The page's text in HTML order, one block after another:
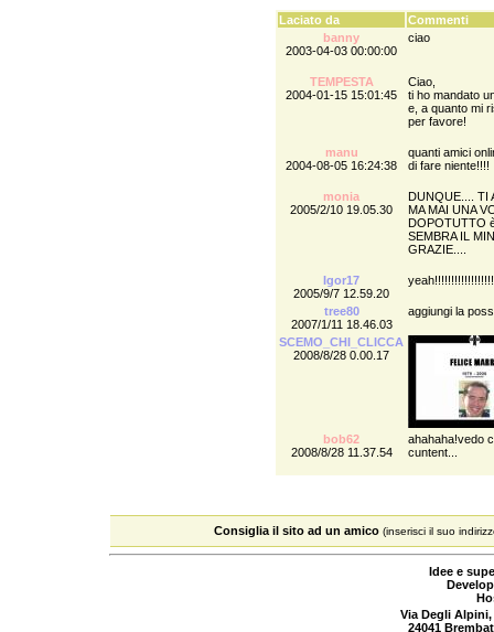
Laciato da
Commenti
banny
2003-04-03 00:00:00
ciao
TEMPESTA
2004-01-15 15:01:45
Ciao,
ti ho mandato
e, a quanto mi
per favore!
manu
2004-08-05 16:24:38
quanti amici
di fare niente!!!!
monia
2005/2/10 19.05.30
DUNQUE.... TI
MA MAI UNA
DOPOTUTTO
SEMBRA IL
GRAZIE....
Igor17
2005/9/7 12.59.20
tree80
2007/1/11 18.46.03
aggiungi la
SCEMO_CHI_CLICCA
2008/8/28 0.00.17
bob62
2008/8/28 11.37.54
ahahaha!vedo
cuntent...
Consiglia il sito ad un amico (inserisci il suo
Idee e
Via Degli Alpini,
24041